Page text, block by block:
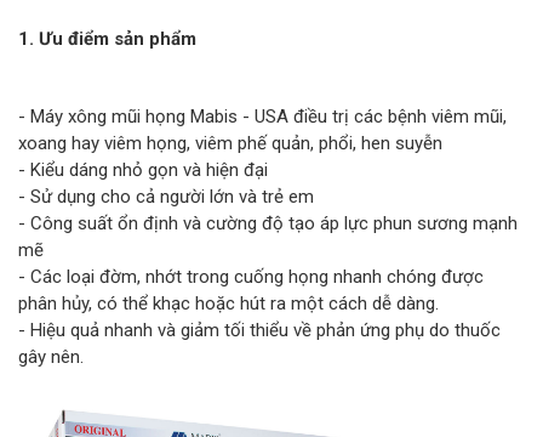
1. Ưu điểm sản phẩm
- Máy xông mũi họng Mabis - USA điều trị các bệnh viêm mũi,
xoang hay viêm họng, viêm phế quản, phổi, hen suyễn
- Kiểu dáng nhỏ gọn và hiện đại
- Sử dụng cho cả người lớn và trẻ em
- Công suất ổn định và cường độ tạo áp lực phun sương mạnh
mẽ
- Các loại đờm, nhớt trong cuống họng nhanh chóng được
phân hủy, có thể khạc hoặc hút ra một cách dễ dàng.
- Hiệu quả nhanh và giảm tối thiểu về phản ứng phụ do thuốc
gây nên.